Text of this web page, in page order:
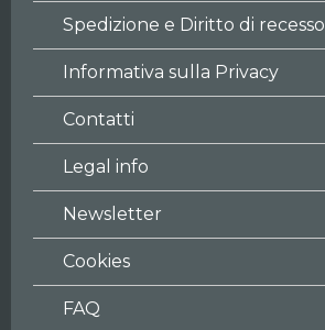
Spedizione e Diritto di recesso
Informativa sulla Privacy
Contatti
Legal info
Newsletter
Cookies
FAQ